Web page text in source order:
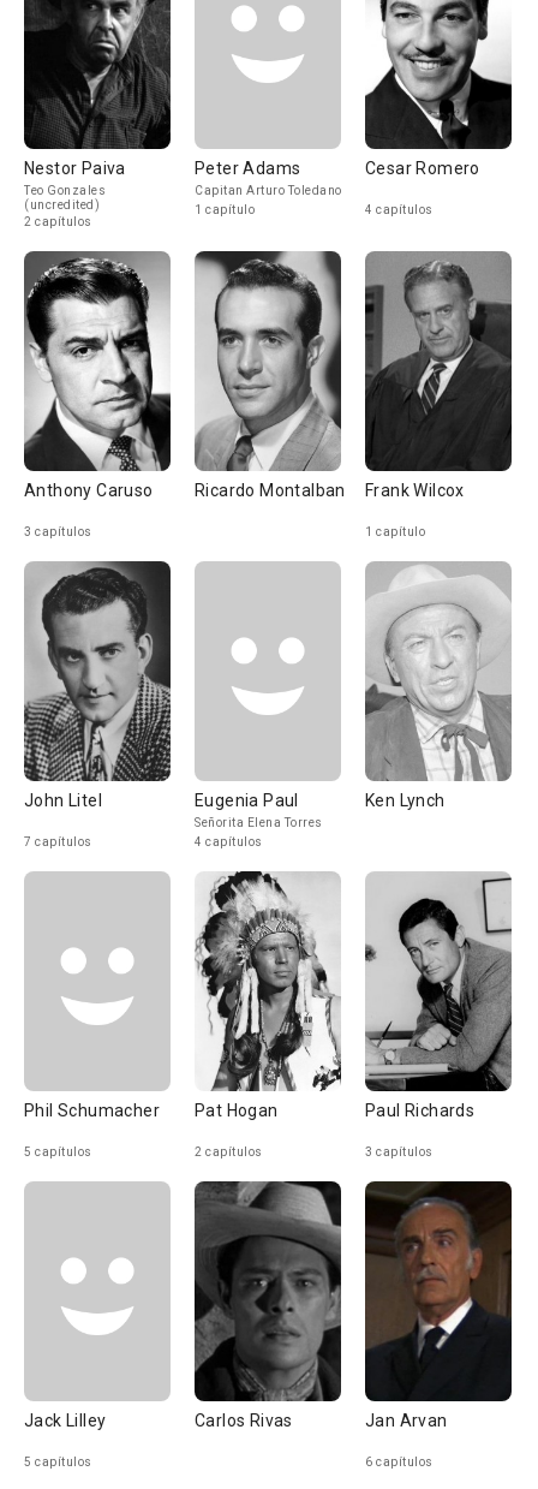
Nestor Paiva
Teo Gonzales
(uncredited)
2 capítulos
Peter Adams
Capitan Arturo Toledano
1 capítulo
Cesar Romero
4 capítulos
Anthony Caruso
3 capítulos
Ricardo Montalban Frank Wilcox
1 capítulo
John Litel
7 capítulos
Eugenia Paul
Señorita Elena Torres
4 capítulos
Ken Lynch
Phil Schumacher
5 capítulos
Pat Hogan
2 capítulos
Paul Richards
3 capítulos
Jack Lilley
5 capítulos
Carlos Rivas Jan Arvan
6 capítulos